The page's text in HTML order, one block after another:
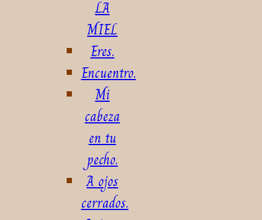
LA
MIEL
Eres.
Encuentro.
Mi
cabeza
en tu
pecho.
A ojos
cerrados.